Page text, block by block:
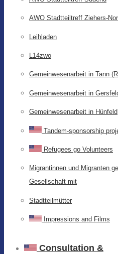
AWO Stadtteiltreff Ziehers-
Leihladen
L14zwo
Gemeinwesenarbeit in Tann
Gemeinwesenarbeit in
Gemeinwesenarbeit in Hünfeld
Tandem-sponsorship
Refugees go Volunteers
Migrantinnen und Migranten
Gesellschaft mit
Stadtteilmütter
Impressions and Films
Consultation &